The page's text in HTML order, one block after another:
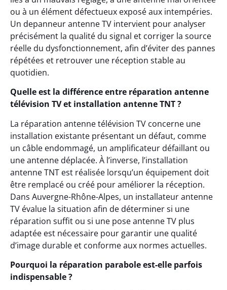
ou à un élément défectueux exposé aux intempéries.
Un depanneur antenne TV intervient pour analyser
précisément la qualité du signal et corriger la source
réelle du dysfonctionnement, afin d’éviter des pannes
répétées et retrouver une réception stable au
quotidien.
Quelle est la différence entre réparation antenne
télévision TV et installation antenne TNT ?
La réparation antenne télévision TV concerne une
installation existante présentant un défaut, comme
un câble endommagé, un amplificateur défaillant ou
une antenne déplacée. À l’inverse, l’installation
antenne TNT est réalisée lorsqu’un équipement doit
être remplacé ou créé pour améliorer la réception.
Dans Auvergne-Rhône-Alpes, un installateur antenne
TV évalue la situation afin de déterminer si une
réparation suffit ou si une pose antenne TV plus
adaptée est nécessaire pour garantir une qualité
d’image durable et conforme aux normes actuelles.
Pourquoi la réparation parabole est-elle parfois
indispensable ?